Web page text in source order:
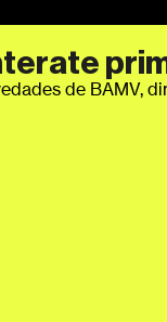
de BAMV,